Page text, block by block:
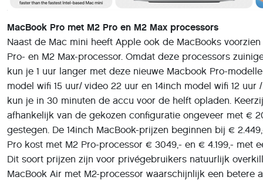
MacBook Pro met M2 Pro en M2 Max processors
Naast de Mac mini heeft Apple ook de MacBooks
Pro- en M2 Max-processor. Omdat deze processors
kun je 1 uur langer met deze nieuwe Macbook Pro-
model wifi 15 uur/ video 22 uur en 14inch model wifi 12 uur
kun je in 30 minuten de accu voor de helft opladen.
afhankelijk van de gekozen configuratie ongeveer met €
gestegen. De 14inch MacBook-prijzen beginnen bij €
Pro kost met M2 Pro-processor € 3049,- en € 4.199,- met
Dit soort prijzen zijn voor privégebruikers natuurlijk
MacBook Air met M2-processor waarschijnlijk een betere